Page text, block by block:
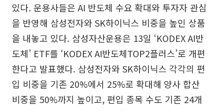
있다. 운용사들은 AI 반도체 수요 확대와 투자자 관심
을 반영해 삼성전자와 SK하이닉스 비중을 높인 상품
을 내놓고 있다. 삼성자산운용은 13일 ‘KODEX AI반
도체’ ETF를 ‘KODEX AI반도체TOP2플러스’로 개편
한다고 발표했다. 삼성전자와 SK하이닉스 각각의 편
입 비중을 기존 20%에서 25%로 확대해 양사 합산
비중을 50%까지 높이고, 편입 종목 수도 기존 24개